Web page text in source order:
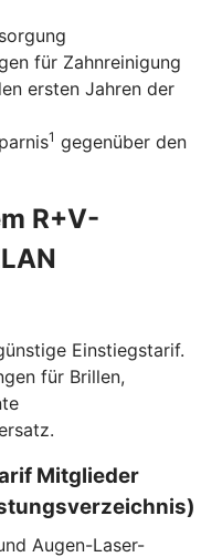
für Zahnreinigung
ersten Jahren der
1 gegenüber den
R+V-
Einstiegstarif.
für Brillen,
Mitglieder
Augen-Laser-